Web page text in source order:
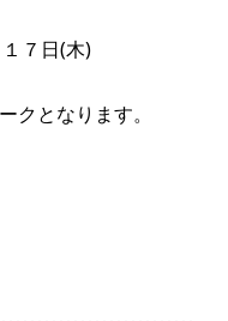
７日(木)
クとなります。